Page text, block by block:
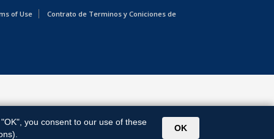
of Use
Contrato de Terminos y Coniciones de
"OK", you consent to our use of these
OK